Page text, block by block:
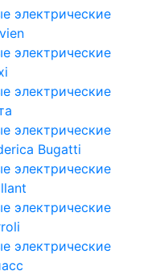
электрические
электрические
электрические
электрические
Bugatti
электрические
электрические
электрические